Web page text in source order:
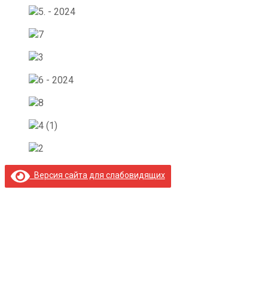
Версия сайта для слабовидящих